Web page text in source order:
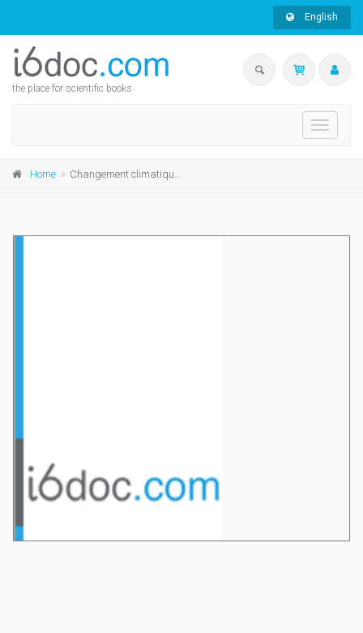
English
the place for scientific books
Toggle
Home Changement climatique et familles politiques en Europe